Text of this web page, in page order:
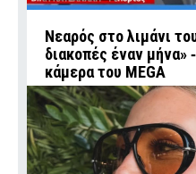
Νεαρός στο λιμάνι
διακοπές έναν μήνα»
κάμερα του MEGA